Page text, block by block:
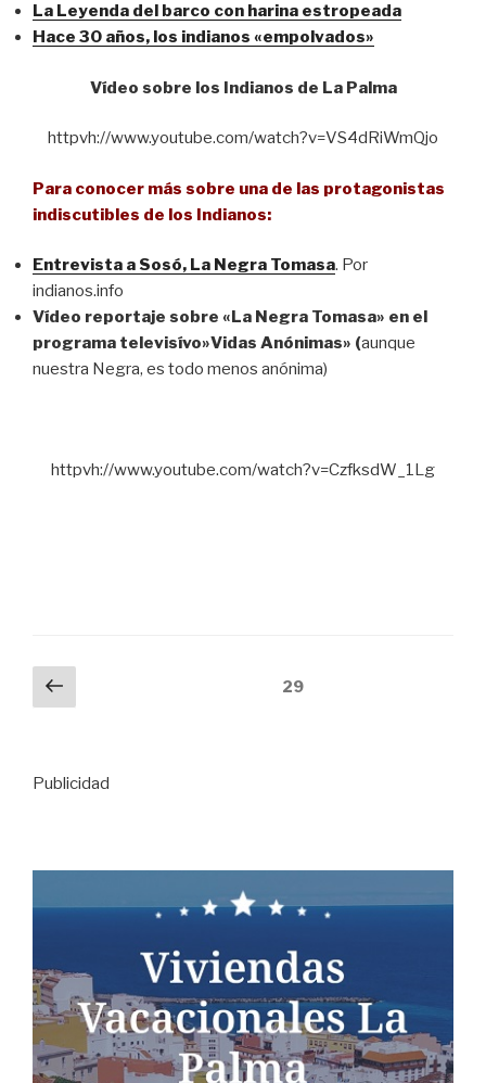
La Leyenda del barco con harina estropeada
Hace 30 años, los indianos «empolvados»
Vídeo sobre los Indianos de La Palma
httpvh://www.youtube.com/watch?v=VS4dRiWmQjo
Para conocer más sobre una de las protagonistas
indiscutibles de los Indianos:
Entrevista a Sosó, La Negra Tomasa. Por
indianos.info
Vídeo reportaje sobre «La Negra Tomasa» en el
programa televisívo»Vidas Anónimas» (aunque
nuestra Negra, es todo menos anónima)
httpvh://www.youtube.com/watch?v=CzfksdW_1Lg
Paginación
de
Página
anterior
29
Publicidad